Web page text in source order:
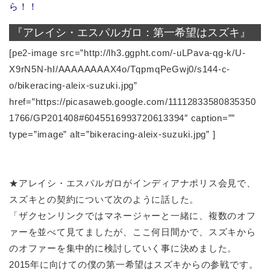
ら！！
『アレイシ・エスパルガロ：第一希望はスズキ』
[pe2-image src=”http://lh3.ggpht.com/-uLPava-qg-k/U-
X9rN5N-hI/AAAAAAAAX4o/TqpmqPeGwj0/s144-c-
o/bikeracing-aleix-suzuki.jpg”
href=”https://picasaweb.google.com/11112833580835350
1766/GP201408#6045516993720613394″ caption=””
type=”image” alt=”bikeracing-aleix-suzuki.jpg” ]
★アレイシ・エスパルガロがインディアナポリス会見で、
スズキとの契約について次のように話した。
「ザクセンリンクではマネージャーと一緒に、複数のオフ
ァーを並べて見てましたが、ここ何日間かで、スズキから
のオファーを集中的に検討していく事に決めました。
2015年に向けての僕の第一希望はスズキからの参戦です。